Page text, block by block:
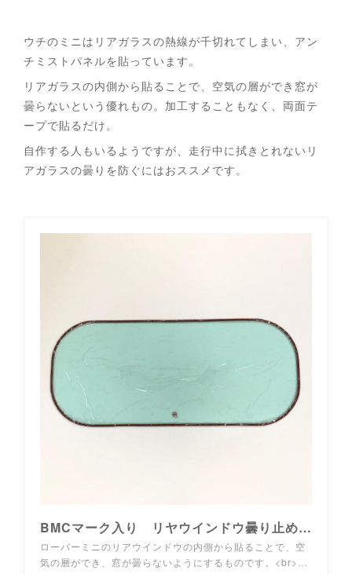
ウチのミニはリアガラスの熱線が千切れてしまい、アン
チミストパネルを貼っています。
リアガラスの内側から貼ることで、空気の層ができ窓が
曇らないという優れもの。加工することもなく、両面テ
ープで貼るだけ。
自作する人もいるようですが、走行中に拭きとれないリ
アガラスの曇りを防ぐにはおススメです。
BMCマーク入り リヤウインドウ曇り止めシート : ミニマルヤマ - 通販 - Yahoo!ショッピング
ローバーミニのリアウインドウの内側から貼ることで、空
気の層ができ、窓が曇らないようにするものです。<br>…